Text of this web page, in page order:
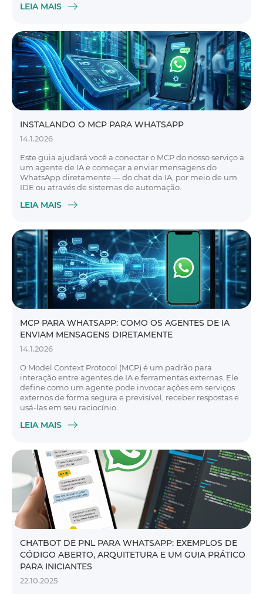
LEIA MAIS
INSTALANDO O MCP PARA WHATSAPP
14.1.2026
Este guia ajudará você a conectar o MCP do nosso serviço a
um agente de IA e começar a enviar mensagens do
WhatsApp diretamente — do chat da IA, por meio de um
IDE ou através de sistemas de automação.
LEIA MAIS
MCP PARA WHATSAPP: COMO OS AGENTES DE IA
ENVIAM MENSAGENS DIRETAMENTE
14.1.2026
O Model Context Protocol (MCP) é um padrão para
interação entre agentes de IA e ferramentas externas. Ele
define como um agente pode invocar ações em serviços
externos de forma segura e previsível, receber respostas e
usá-las em seu raciocínio.
LEIA MAIS
CHATBOT DE PNL PARA WHATSAPP: EXEMPLOS DE
CÓDIGO ABERTO, ARQUITETURA E UM GUIA PRÁTICO
PARA INICIANTES
22.10.2025